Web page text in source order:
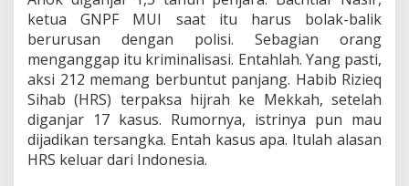
ketua GNPF MUI saat itu harus bolak-balik
berurusan dengan polisi. Sebagian orang
menganggap itu kriminalisasi. Entahlah. Yang pasti,
aksi 212 memang berbuntut panjang. Habib Rizieq
Sihab (HRS) terpaksa hijrah ke Mekkah, setelah
diganjar 17 kasus. Rumornya, istrinya pun mau
dijadikan tersangka. Entah kasus apa. Itulah alasan
HRS keluar dari Indonesia.